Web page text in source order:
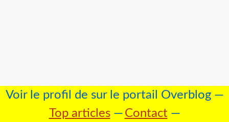
Voir le profil de sur le portail Overblog
Top articles
Contact